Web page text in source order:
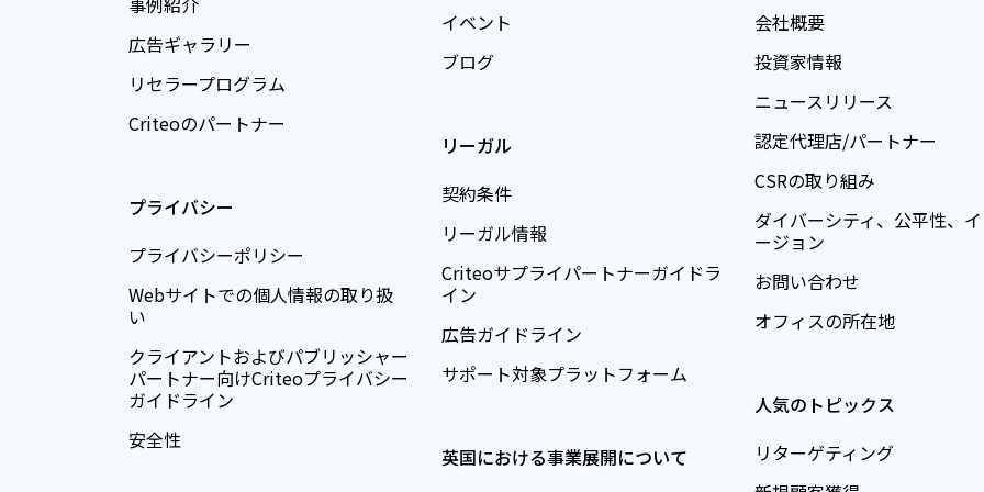
広告ギャラリー
リセラープログラム
Criteoのパートナー
プライバシー
プライバシーポリシー
Webサイトでの個人情報の取り扱
い
クライアントおよびパブリッシャー
パートナー向けCriteoプライバシー
ガイドライン
安全性
イベント
ブログ
リーガル
契約条件
リーガル情報
Criteoサプライパートナーガイドラ
イン
広告ガイドライン
サポート対象プラットフォーム
英国における事業展開について
会社概要
投資家情報
ニュースリリース
認定代理店/パートナー
CSRの取り組み
ダイバーシティ、公平性、
ージョン
お問い合わせ
オフィスの所在地
人気のトピックス
リターゲティング